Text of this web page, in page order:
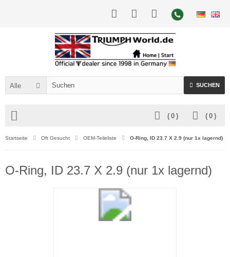
Alle SUCHEN
( 0 )
( 0 )
Startseite Oft Gesucht OEM-Teileliste O-Ring, ID 23.7 X 2.9 (nur 1x lagernd)
O-Ring, ID 23.7 X 2.9 (nur 1x lagernd)